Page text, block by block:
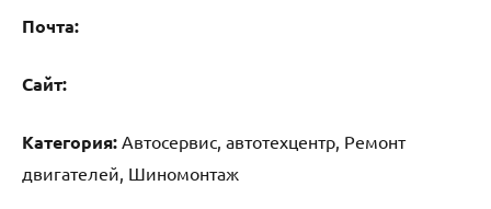
Почта:
Cайт:
Категория: Автосервис, автотехцентр, Ремонт
двигателей, Шиномонтаж